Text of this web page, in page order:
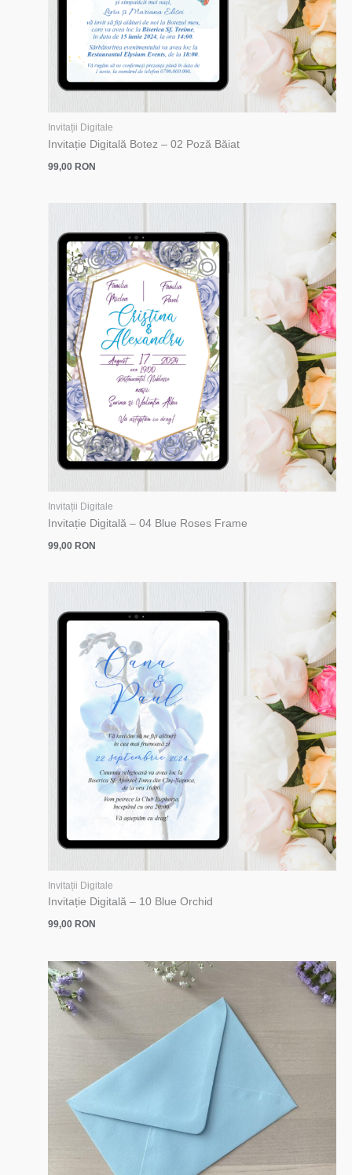
Invitații Digitale
Invitație Digitală Botez – 02 Poză Băiat
99,00RON
Invitații Digitale
Invitație Digitală – 04 Blue Roses Frame
99,00RON
Invitații Digitale
Invitație Digitală – 10 Blue Orchid
99,00 RON